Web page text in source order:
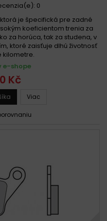
0
je špecifická pre zadné
koeficientom trenia za
za horúca, tak za studena, v
ktoré zaisťuje dlhú životnosť
kilometre.
e-shope
Kč
Viac